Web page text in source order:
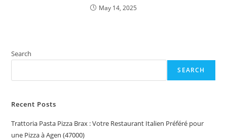
May 14, 2025
Search
SEARCH
Recent Posts
Trattoria Pasta Pizza Brax : Votre Restaurant Italien Préféré pour
une Pizza à Agen (47000)